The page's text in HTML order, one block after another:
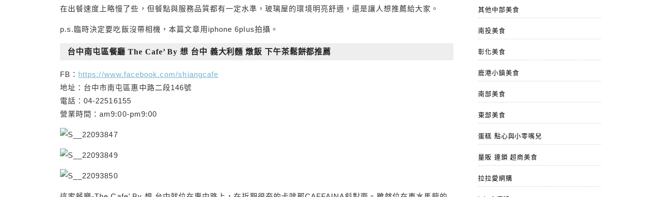
在出餐速度上略慢了些，但餐點與服務品質都有一定水準，玻璃屋的環境明亮舒適，還是讓人想推薦給大家。
p.s.臨時決定要吃飯沒帶相機，本篇文章用iphone 6plus拍攝。
台中南屯區餐廳 The Cafe’ By 想 台中 義大利麵 燉飯 下午茶鬆餅都推薦
FB： https://www.facebook.com/shiangcafe
地址：台中市南屯區惠中路二段146號
電話：04-22516155
營業時間：am9:00-pm9:00
其他中部美食
南投美食
彰化美食
鹿港小鎮美食
南部美食
東部美食
蛋糕 點心與小零嘴兒
量販 連鎖 超商美食
拉拉愛網購